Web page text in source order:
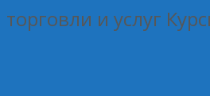
торговли и услуг